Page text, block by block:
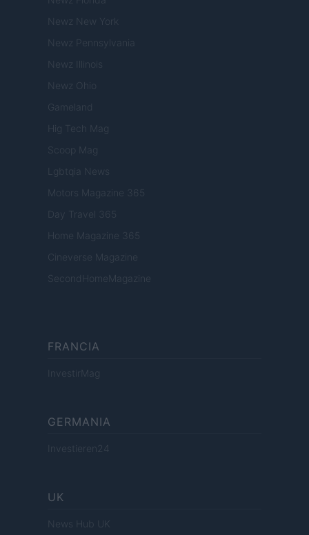
Newz New York
Newz Pennsylvania
Newz Illinois
Newz Ohio
Gameland
Hig Tech Mag
Scoop Mag
Lgbtqia News
Motors Magazine 365
Day Travel 365
Home Magazine 365
Cineverse Magazine
SecondHomeMagazine
FRANCIA
InvestirMag
GERMANIA
Investieren24
UK
News Hub UK